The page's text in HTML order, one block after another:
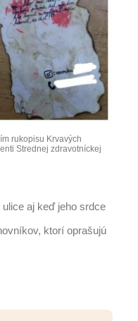
rukopisu Krvavých
Strednej zdravotníckej
aj keď jeho srdce
ktorí oprašujú